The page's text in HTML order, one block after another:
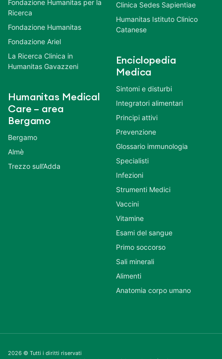
Fondazione Humanitas per la
Ricerca
Fondazione Humanitas
Fondazione Ariel
La Ricerca Clinica in
Humanitas Gavazzeni
Humanitas Medical
Care – area
Bergamo
Bergamo
Almè
Trezzo sull’Adda
Clinica Sedes Sapientiae
Humanitas Istituto Clinico
Catanese
Enciclopedia
Medica
Sintomi e disturbi
Integratori alimentari
Principi attivi
Prevenzione
Glossario immunologia
Specialisti
Infezioni
Strumenti Medici
Vaccini
Vitamine
Esami del sangue
Primo soccorso
Sali minerali
Alimenti
Anatomia corpo umano
2026 © Tutti i diritti riservati